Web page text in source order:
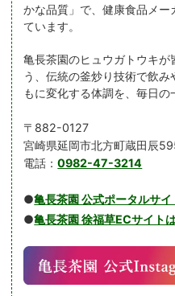
かな品質」で、健康食品メ
ています。
亀長茶園のヒュウガトウキが
う、伝統の釜炒り技術で飲
もに変化する体調を、毎日の
〒882-0127
宮崎県延岡市北方町蔵田辰
電話：0982-47-3214
●亀長茶園 公式ポータルサイ
●亀長茶園 徐福草ECサイト